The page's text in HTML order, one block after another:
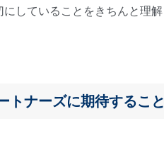
していることをきちんと理
トナーズに期待すること